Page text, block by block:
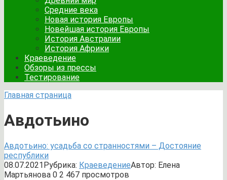
Средние века
Новая история Европы
Новейшая история Европы
История Австралии
История Африки
Краеведение
Обзоры из прессы
Тестирование
Главная страница
Авдотьино
Авдотьино: усадьба со странностями – Достояние
республики
08.07.2021Рубрика: КраеведениеАвтор: Елена
Мартьянова 0 2 467 просмотров